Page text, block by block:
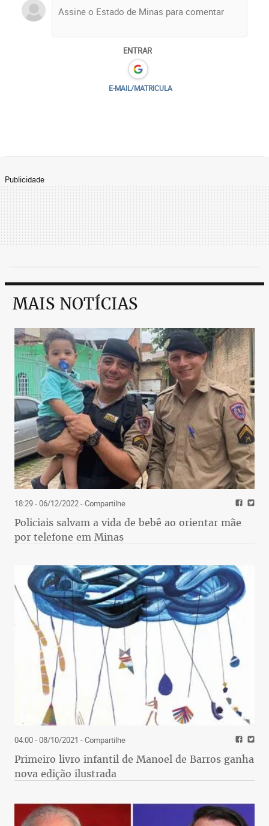
ENTRAR
E-MAIL/MATRICULA
Publicidade
MAIS NOTÍCIAS
18:29 - 06/12/2022- Compartilhe
Policiais salvam a vida de bebê ao orientar mãe
por telefone em Minas
04:00 - 08/10/2021 - Compartilhe
Primeiro livro infantil de Manoel de Barros ganha
nova edição ilustrada